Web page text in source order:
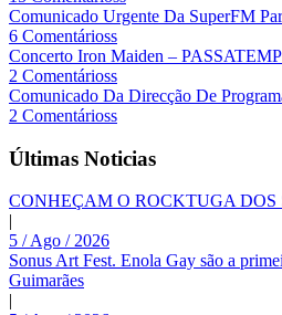
Comunicado Urgente Da SuperFM
6 Comentárioss
Concerto Iron Maiden –
2 Comentárioss
Comunicado Da Direcção De
2 Comentárioss
Últimas Noticias
CONHEÇAM O ROCKTUGA DOS
|
5 / Ago / 2026
Sonus Art Fest. Enola Gay são a
Guimarães
|